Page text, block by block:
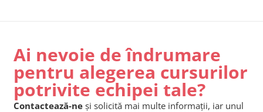
Ai nevoie de îndrumare
pentru alegerea cursurilor
potrivite echipei tale?
Contactează-ne și solicită mai multe informații, iar unul